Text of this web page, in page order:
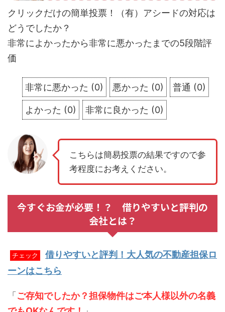
クリックだけの簡単投票！（有）アシードの対応は
どうでしたか？
非常によかったから非常に悪かったまでの5段階評
価
非常に悪かった (0) 悪かった (0) 普通 (0)
よかった (0) 非常に良かった (0)
こちらは簡易投票の結果ですので参
考程度にお考えください。
今すぐお金が必要！？ 借りやすいと評判の
会社とは？
チェック
借りやすいと評判！大人気の不動産担保ロ
ーンはこちら
「 ご存知でしたか？担保物件はご本人様以外の名義